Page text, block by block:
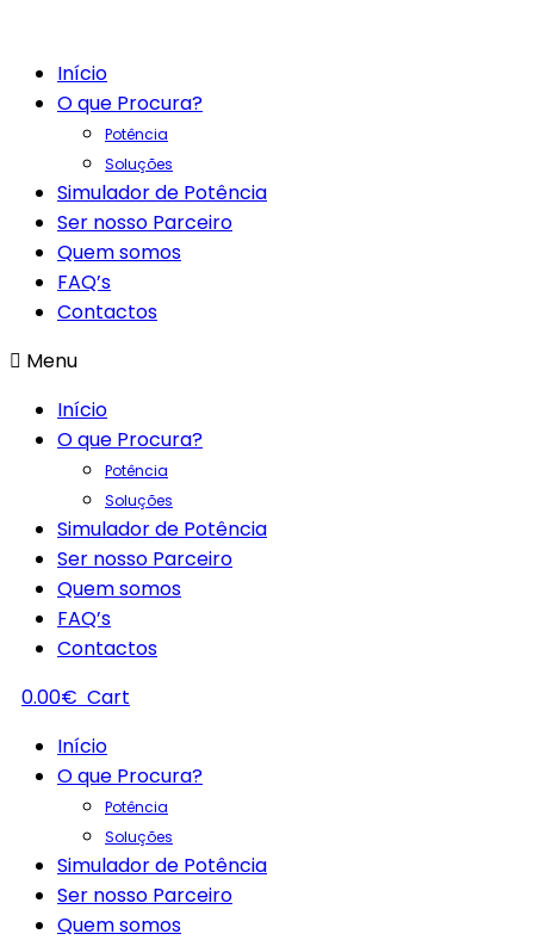
Início
O que Procura?
Potência
Soluções
Simulador de Potência
Ser nosso Parceiro
Quem somos
FAQ’s
Contactos
Menu
Início
O que Procura?
Potência
Soluções
Simulador de Potência
Ser nosso Parceiro
Quem somos
FAQ’s
Contactos
0.00€ Cart
Início
O que Procura?
Potência
Soluções
Simulador de Potência
Ser nosso Parceiro
Quem somos